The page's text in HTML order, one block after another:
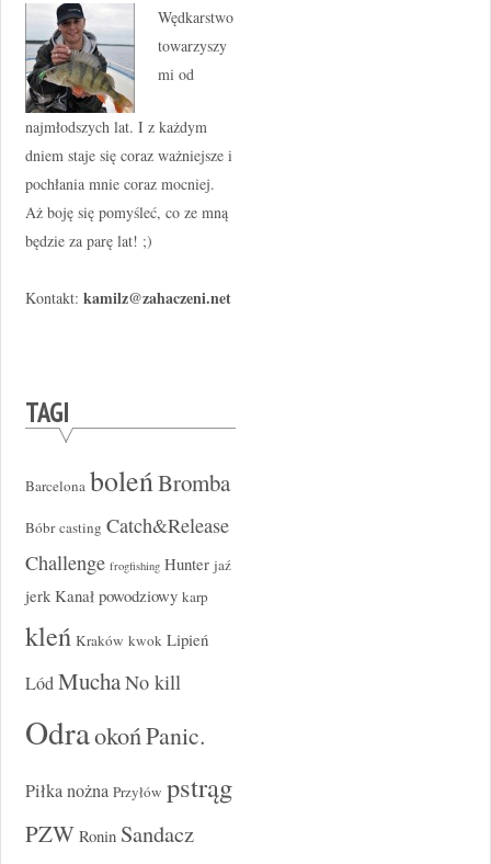
Wędkarstwo
towarzyszy
mi od
najmłodszych lat. I z każdym
dniem staje się coraz ważniejsze i
pochłania mnie coraz mocniej.
Aż boję się pomyśleć, co ze mną
będzie za parę lat! ;)
Kontakt: kamilz@zahaczeni.net
TAGI
Barcelona boleńBromba
Bóbr casting Catch&Release
Challenge frogfishing Hunter jaź
jerk Kanał powodziowy karp
kleń Kraków kwok Lipień
LódMuchaNo kill
OdraokońPanic.
Piłka nożna Przyłów pstrąg
PZW Ronin Sandacz